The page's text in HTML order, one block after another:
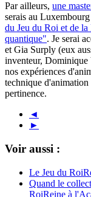
Par ailleurs, une
serais au
du Jeu du Roi et de
quantique". Je serai
et Gia Surply (eux
inventeur,
nos expériences
technique
pertinence.
◄
►
Voir aussi :
Le Jeu du
Quand le
RoiReine à